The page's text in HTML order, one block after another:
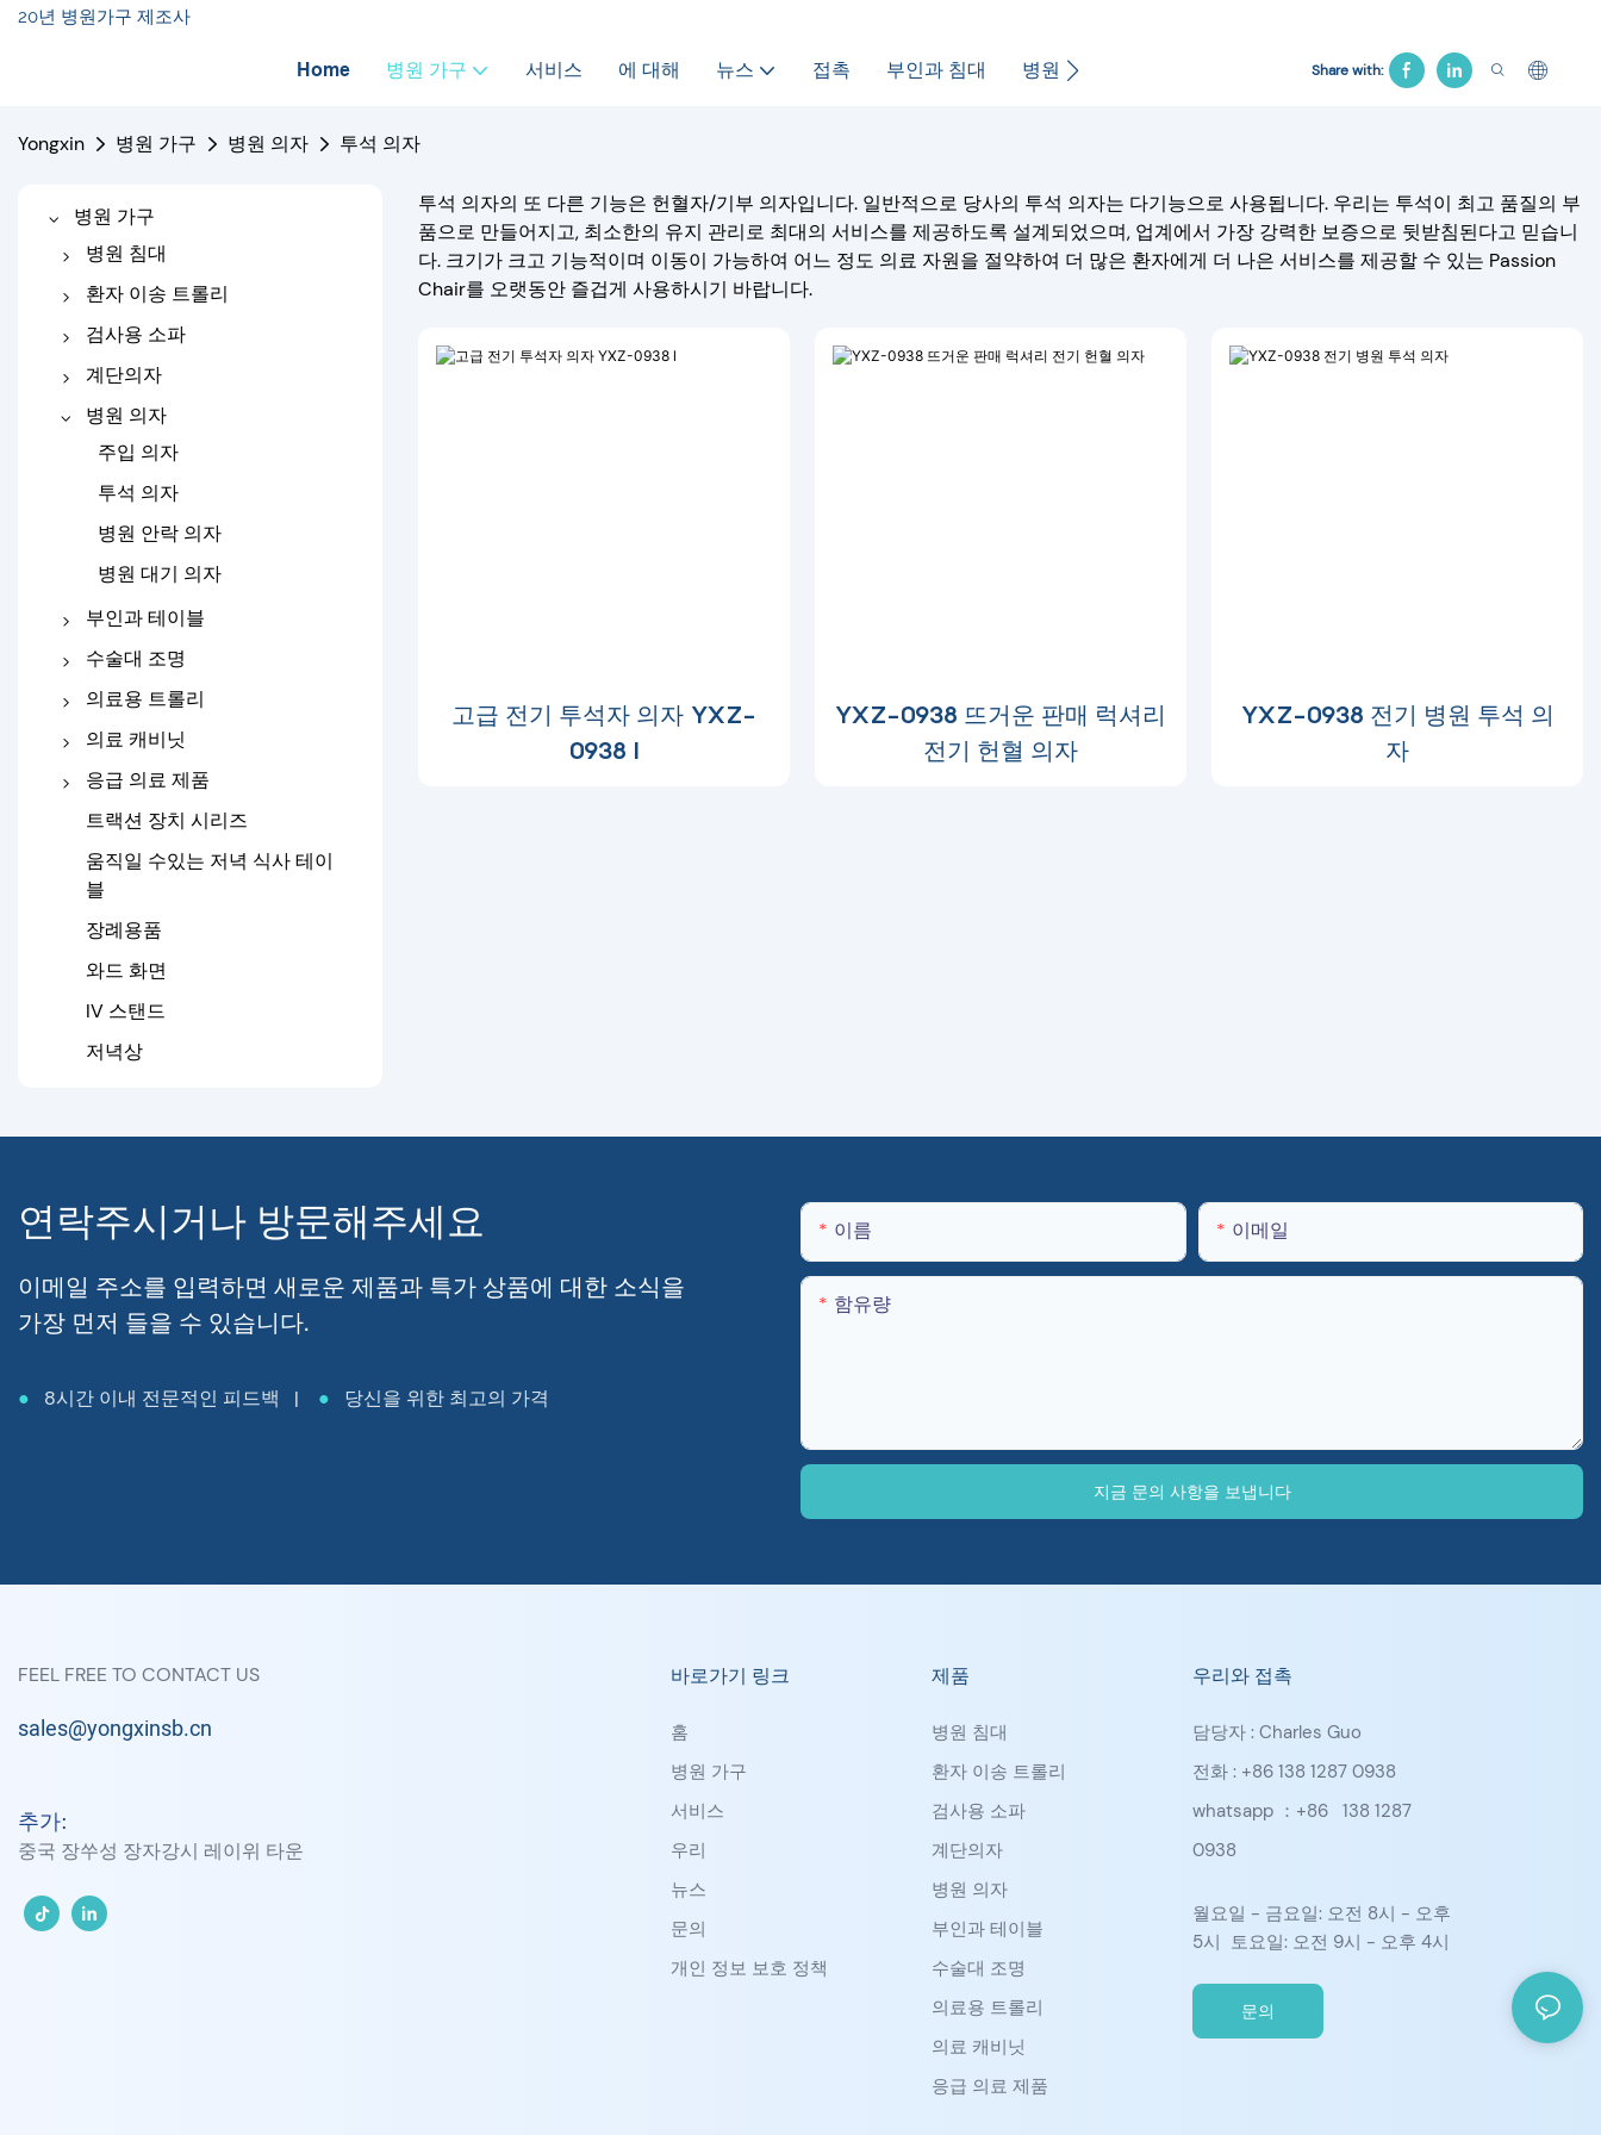
20년 병원가구 제조사
Home 병원 가구 서비스 에 대해 뉴스 접촉 부인과 침대 병원 의자 장례용품 병원 침대
Share with:
Yongxin 병원 가구 병원 의자 투석 의자
병원 가구
병원 침대
전기 병원 침대
수동 병원 침대
아기 병원 침대
소아과 병원 침대
정형외과 병원 침대
견인 침대
홈 케어 베드
환자 이송 트롤리
트롤리 전송
들것 트롤리
검사용 소파
의료용 소파
전기 검사용 소파
계단의자
수동 계단 의자
전기 계단 의자
병원 의자
주입 의자
투석 의자
병원 안락 의자
병원 대기 의자
부인과 테이블
배송 침대
부인과 검사 테이블
수술대 조명
작업표
수술용 조명
의료용 트롤리
병원 스테인레스 스틸 트롤
의료 캐비닛
침대 옆 캐비닛
약 상자
응급 의료 제품
접이식 들것
구급차 들것
국자 들것
의료용 부목
트랙션 장치 시리즈
움직일 수있는 저녁 식사 테이
블
장례용품
와드 화면
IV 스탠드
저녁상
투석 의자의 또 다른 기능은 헌혈자/기부 의자입니다. 일반적으로 당사의 투석 의자는 다기능으로 사용됩니다. 우리는 투석이 최고 품질의 부
품으로 만들어지고, 최소한의 유지 관리로 최대의 서비스를 제공하도록 설계되었으며, 업계에서 가장 강력한 보증으로 뒷받침된다고 믿습니
다. 크기가 크고 기능적이며 이동이 가능하여 어느 정도 의료 자원을 절약하여 더 많은 환자에게 더 나은 서비스를 제공할 수 있는 Passion
Chair를 오랫동안 즐겁게 사용하시기 바랍니다.
고급 전기 투석자 의자 YXZ-
0938 l
YXZ-0938 뜨거운 판매 럭셔리
전기 헌혈 의자
YXZ-0938 전기 병원 투석 의
자
연락주시거나 방문해주세요
이메일 주소를 입력하면 새로운 제품과 특가 상품에 대한 소식을
가장 먼저 들을 수 있습니다.
● 8시간 이내 전문적인 피드백 | ● 당신을 위한 최고의 가격
이름 이메일
함유량
지금 문의 사항을 보냅니다
FEEL FREE TO CONTACT US
sales@yongxinsb.cn
추가:
중국 장쑤성 장자강시 레이위 타운
바로가기 링크
홈
병원 가구
서비스
우리
뉴스
문의
개인 정보 보호 정책
제품
병원 침대
환자 이송 트롤리
검사용 소파
계단의자
병원 의자
부인과 테이블
수술대 조명
의료용 트롤리
의료 캐비닛
응급 의료 제품
우리와 접촉
담당자 : Charles Guo
전화 : +86 138 1287 0938
whatsapp ：+86 138 1287
0938
월요일 - 금요일: 오전 8시 - 오후
5시 토요일: 오전 9시 - 오후 4시
문의